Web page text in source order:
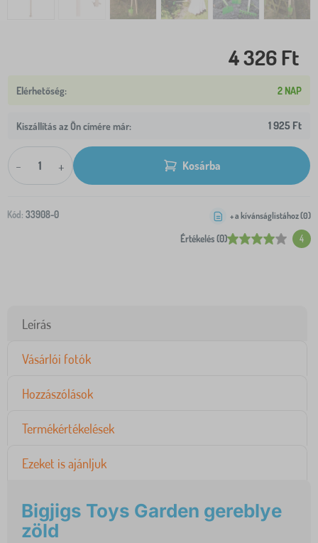
4 326 Ft
2 NAP
Kiszállítás az Ön címére már: 1 925 Ft
- + Kosárba
Kód: 33908-0
Értékelés (0) 4
+ a kívánságlistához (0)
Leírás
Vásárlói fotók
Hozzászólások
Termékértékelések
Ezeket is ajánljuk
Bigjigs Toys Garden gereblye
zöld